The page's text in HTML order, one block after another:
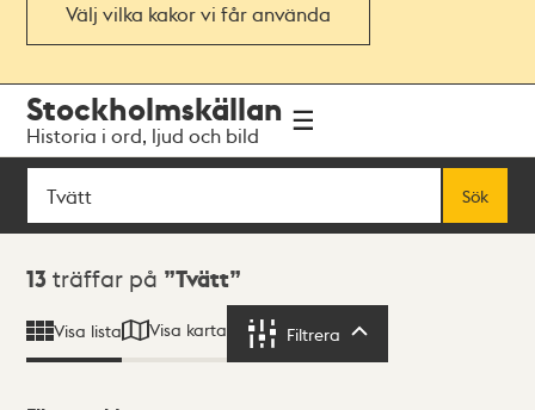
Välj vilka kakor vi får använda
navigationen
huvudinnehållet
Stockholmskällan
Historia i ord, ljud och bild
Sök
Sök
Sökresultat
13 träffar på Tvätt
Visa lista Visa karta Filtrera